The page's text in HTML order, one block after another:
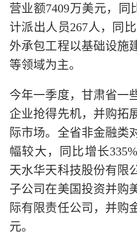
营业额7409万美元，同
计派出人员267人，同
外承包工程以基础设施
等领域为主。
今年一季度，甘肃省一
企业抢得先机，并购拓
际市场。全省非金融类
幅较大，同比增长
天水华天科技股份有限
子公司在美国投资并购
际有限责任公司，并购
元。